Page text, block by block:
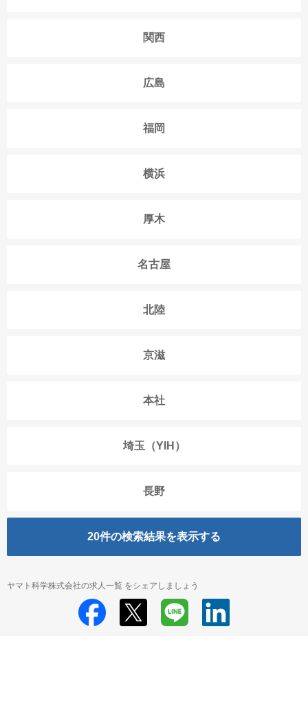
関西
広島
福岡
横浜
厚木
名古屋
北陸
京滋
本社
埼玉（YIH）
長野
20件の検索結果を表示する
ヤマト科学株式会社の求人一覧 をシェアしましょう